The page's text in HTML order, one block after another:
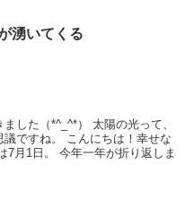
湧いてくる
した（*^_^*） 太陽の光って、
ですね。 こんにちは！幸せな
7月1日。 今年一年が折り返しま